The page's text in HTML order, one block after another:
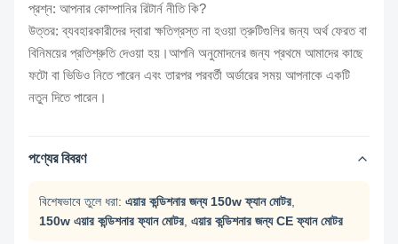
প্রশ্ন: আপনার কোম্পানির রিটার্ন নীতি কি?
উত্তর: ব্যবহারকারীদের দ্বারা ক্ষতিগ্রস্ত না হওয়া ত্রুটিগুলির জন্য অর্থ ফেরত বা
বিনিময়ের প্রতিশ্রুতি দেওয়া হয়।আপনি অনুমোদনের জন্য প্রথমে আমাদের কাছে
ফটো বা ভিডিও নিতে পারেন এবং তারপর পরবর্তী অর্ডারের সময় আপনাকে একটি
নতুন দিতে পারেন।
পণ্যের বিবরণ
বিশেষভাবে তুলে ধরা: এয়ার কন্ডিশনার জন্য 150w ফ্যান মোটর
150w এয়ার কন্ডিশনার ফ্যান মোটর এয়ার কন্ডিশনার জন্য CE ফ্যান মোটর